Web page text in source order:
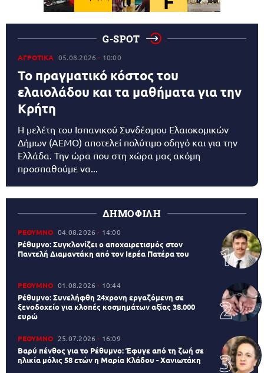
G-SPOT
ΑΓΡΟΤΙΚΑ 05.08.2026 10:00
Το πραγματικό κόστος του
ελαιολάδου και τα μαθήματα για την
Κρήτη
Η μελέτη του Ισπανικού Συνδέσμου Ελαιοκομικών
Δήμων (AEMO) αποτελεί πολύτιμο οδηγό και για την
Ελλάδα. Την ώρα που στη χώρα μας ακόμη
προσπαθούμε να...
ΔΗΜΟΦΙΛΗ
ΡΕΘΥΜΝΟ 04.08.2026 14:00
Ρέθυμνο: Συγκλονίζει ο αποχαιρετισμός στον
Παντελή Διαμαντάκη από τον Ιερέα Πατέρα του
ΡΕΘΥΜΝΟ 01.08.2026 10:44
Ρέθυμνο: Συνελήφθη 24χρονη εργαζόμενη σε
ξενοδοχείο για κλοπές κοσμημάτων αξίας 38.000
ευρώ
ΡΕΘΥΜΝΟ 25.07.2026 16:09
Βαρύ πένθος για το Ρέθυμνο: Έφυγε από τη ζωή σε
ηλικία μόλις 58 ετών η Μαρία Κλάδου - Χανιωτάκη